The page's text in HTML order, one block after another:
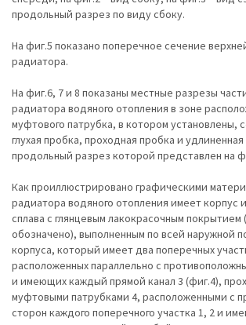
продольный разрез по виду сбоку.
На фиг.5 показано поперечное сечение
радиатора.
На фиг.6, 7 и 8 показаны местные разрезы
радиатора водяного отопления в зоне
муфтового патрубка, в котором установлены,
глухая пробка, проходная пробка и
продольный разрез которой представлен на
Как проиллюстрировано графическими
радиатора водяного отопления имеет корпус
сплава с глянцевым лакокрасочным покрытием
обозначено), выполненным по всей наружной
корпуса, который имеет два поперечных
расположенных параллельно с
и имеющих каждый прямой канал 3 (фиг.4),
муфтовыми патрубками 4, расположенными с
сторон каждого поперечного участка 1, 2 и